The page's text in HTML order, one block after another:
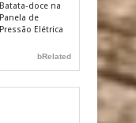
Batata-doce na
Panela de
Pressão Elétrica
bRelated